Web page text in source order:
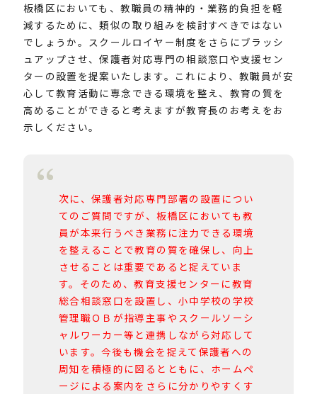
板橋区においても、教職員の精神的・業務的負担を軽
減するために、類似の取り組みを検討すべきではない
でしょうか。スクールロイヤー制度をさらにブラッシ
ュアップさせ、保護者対応専門の相談窓口や支援セン
ターの設置を提案いたします。これにより、教職員が安
心して教育活動に専念できる環境を整え、教育の質を
高めることができると考えますが教育長のお考えをお
示しください。
次に、保護者対応専門部署の設置につい
てのご質問ですが、板橋区においても教
員が本来行うべき業務に注力できる環境
を整えることで教育の質を確保し、向上
させることは重要であると捉えていま
す。そのため、教育支援センターに教育
総合相談窓口を設置し、小中学校の学校
管理職ＯＢが指導主事やスクールソーシ
ャルワーカー等と連携しながら対応して
います。今後も機会を捉えて保護者への
周知を積極的に図るとともに、ホームペ
ージによる案内をさらに分かりやすくす